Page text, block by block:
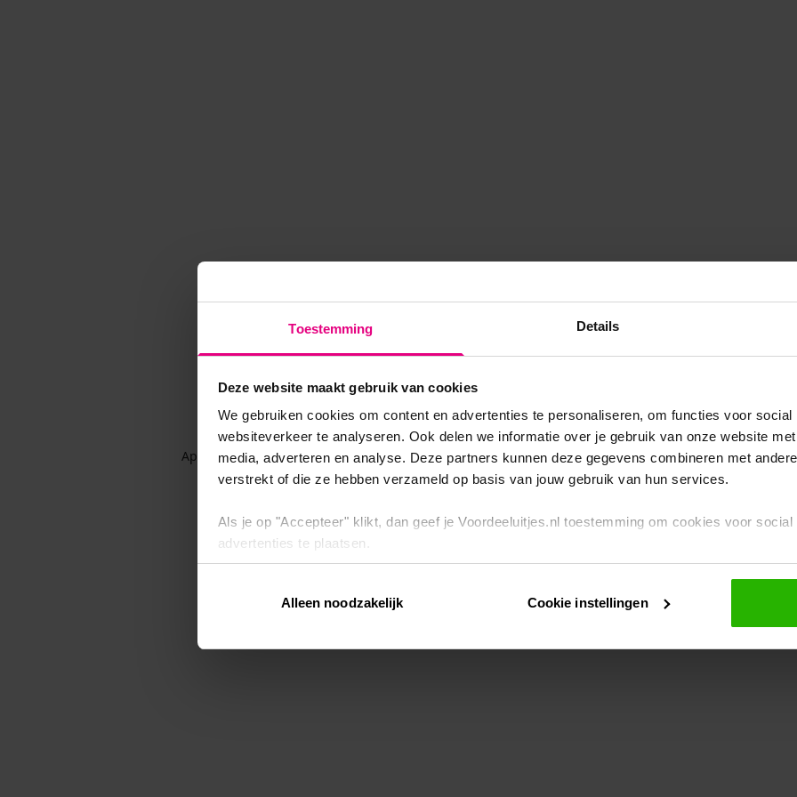
Toestemming Details
Deze website maakt gebruik van cookies
We gebruiken cookies om content en advertenties te personaliseren, om functies voor
websiteverkeer te analyseren. Ook delen we informatie over je gebruik van onze website
media, adverteren en analyse. Deze partners kunnen deze gegevens combineren met
verstrekt of die ze hebben verzameld op basis van jouw gebruik van hun services.
Als je op "Accepteer" klikt, dan geef je Voordeeluitjes.nl toestemming om cookies voor
advertenties te plaatsen.
Via "Cookie instellingen" kun je ook zelf instellen welke cookies worden geplaatst. Je kunt je
intrekken op onscookiebeleid.
Alleen noodzakelijk Cookie instellingen
Application error: a client-side exception has occurred while loadingwww.voordeeluitjes.nl (see the